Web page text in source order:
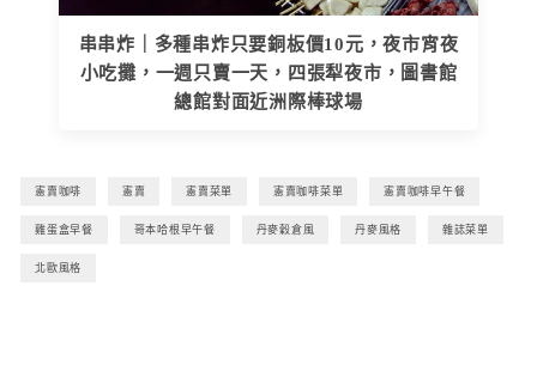
串串炸｜多種串炸只要銅板價10元，夜市宵夜
小吃攤，一週只賣一天，四張犁夜市，圖書館
總館對面近洲際棒球場
憲賣咖啡 憲賣 憲賣菜單 憲賣咖啡菜單 憲賣咖啡早午餐
雞蛋盒早餐 哥本哈根早午餐 丹麥穀倉風 丹麥風格 雜誌菜單
北歐風格